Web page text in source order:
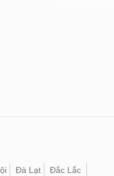
Đà Lạt Đắc Lắc